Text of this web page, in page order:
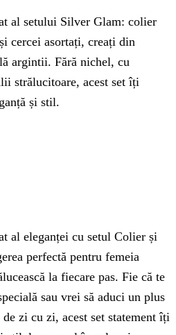
al setului Silver Glam: colier
cercei asortați, creați din
argintii. Fără nichel, cu
strălucitoare, acest set îți
și stil.
al eleganței cu setul Colier și
perfectă pentru femeia
la fiecare pas. Fie că te
sau vrei să aduci un plus
zi cu zi, acest set statement îți